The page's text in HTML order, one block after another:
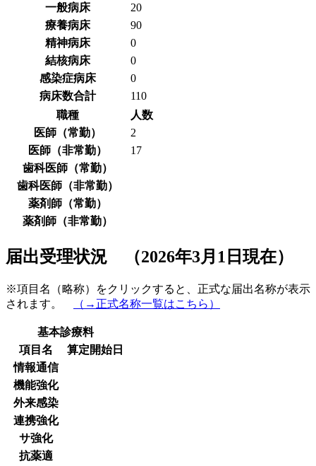
一般病床
20
療養病床
90
精神病床
0
結核病床
0
感染症病床
0
病床数合計
110
職種
人数
医師（常勤）
2
医師（非常勤）
17
歯科医師（常勤）
歯科医師（非常勤）
薬剤師（常勤）
薬剤師（非常勤）
届出受理状況 （2026年3月1日現在）
※項目名（略称）をクリックすると、正式な届出名称が表示
されます。
（→正式名称一覧はこちら）
基本診療料
項目名
算定開始日
情報通信
機能強化
外来感染
連携強化
サ強化
抗薬適